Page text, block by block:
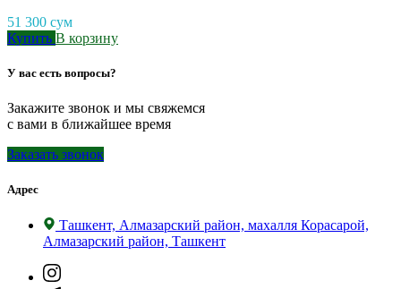
51 300 сум
Купить В корзину
У вас есть вопросы?
Закажите звонок и мы свяжемся
с вами в ближайшее время
Заказать звонок
Адрес
Ташкент, Алмазарский район, махалля Корасарой,
Алмазарский район, Ташкент